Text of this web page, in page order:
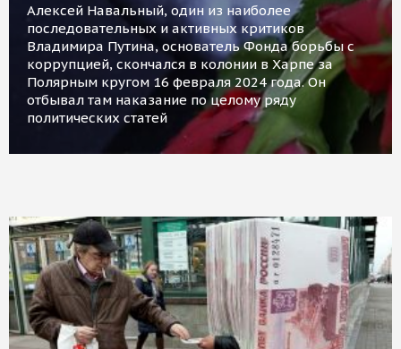
Алексей Навальный, один из наиболее
последовательных и активных критиков
Владимира Путина, основатель Фонда борьбы с
коррупцией, скончался в колонии в Харпе за
Полярным кругом 16 февраля 2024 года. Он
отбывал там наказание по целому ряду
политических статей